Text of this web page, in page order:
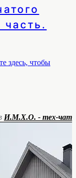
здесь, чтобы
И.М.Х.О. - тех-чат